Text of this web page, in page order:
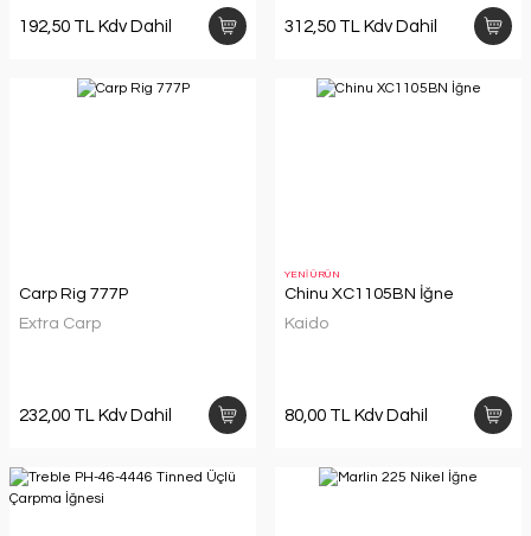
192,50 TL Kdv Dahil 312,50 TL Kdv Dahil
Carp Rig 777P
Extra Carp
232,00 TL Kdv Dahil
YENİ ÜRÜN
Chinu XC1105BN İğne
Kaido
80,00 TL Kdv Dahil